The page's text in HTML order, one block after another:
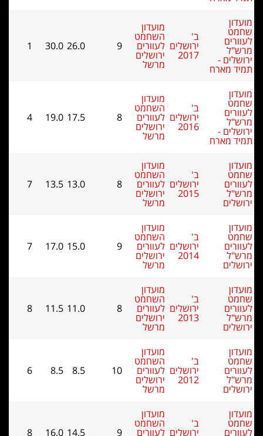
ירושלים
2017
מועדון
השחמט
לעוורים
ירושלים
מרשל
9
26.0
30.0
ירושלים
2016
מועדון
השחמט
לעוורים
ירושלים
מרשל
8
17.5
19.0
ירושלים
2015
השחמט
לעוורים
ירושלים
מרשל
8
13.0
13.5
ירושלים
2014
השחמט
לעוורים
ירושלים
מרשל
9
15.0
17.0
ירושלים
2013
השחמט
לעוורים
ירושלים
מרשל
8
11.0
11.5
ירושלים
2012
השחמט
לעוורים
ירושלים
מרשל
10
8.5
8.5
ירושלים
השחמט
לעוורים 9
14.5
16.0